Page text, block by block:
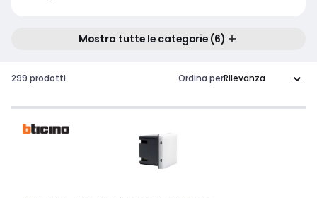
Mostra tutte le categorie (6)
299 prodotti Ordina per